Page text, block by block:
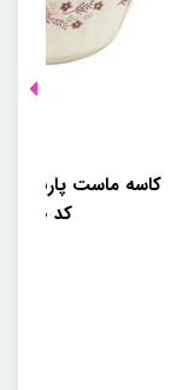
کاسه ماست پارس
کد 230